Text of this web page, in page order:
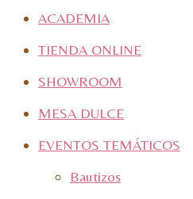
ACADEMIA
TIENDA ONLINE
SHOWROOM
MESA DULCE
EVENTOS TEMÁTICOS
Bautizos